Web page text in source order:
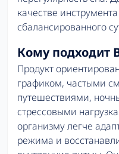
качестве
сбалансированного
Кому подходит
Продукт
графиком, частыми
путешествиями,
стрессовыми
организму легче
режима и